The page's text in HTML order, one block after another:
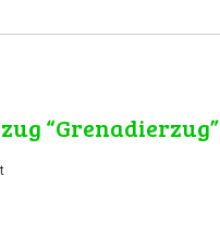
“Grenadierzug”